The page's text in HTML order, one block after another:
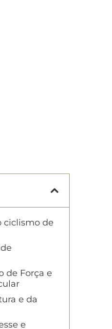
ciclismo de
de Força e
e da
e